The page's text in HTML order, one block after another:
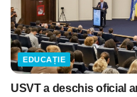
EDUCAȚIE
USVT a deschis oficial